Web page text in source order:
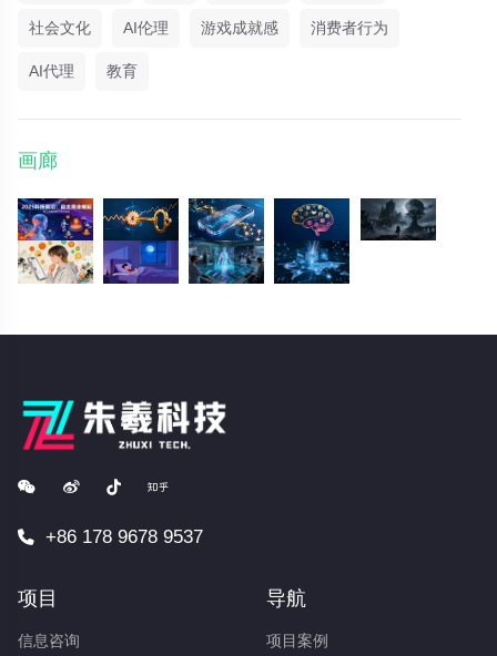
社会文化 AI伦理 游戏成就感 消费者行为
AI代理 教育
画廊
+86 178 9678 9537
项目
信息咨询
导航
项目案例